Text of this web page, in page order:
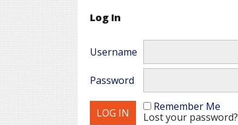
Log In
Username
Password
Remember Me
Lost your password?